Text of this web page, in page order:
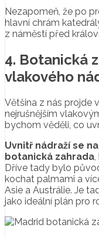
Nezapomeň, že po
hlavní chrám
z náměstí před
4. Botanická
vlakového
Většina z nás projde
nejrušnějším
bychom věděli, co
Uvnitř nádraží se
botanická zahrada,
Dříve tady bylo
kochat palmami a
Asie a Austrálie. Je
jako ideální plán pro